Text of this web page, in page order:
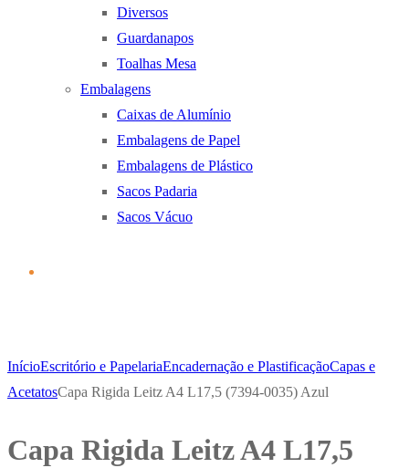
Diversos
Guardanapos
Toalhas Mesa
Embalagens
Caixas de Alumínio
Embalagens de Papel
Embalagens de Plástico
Sacos Padaria
Sacos Vácuo
InícioEscritório e PapelariaEncadernação e PlastificaçãoCapas e
AcetatosCapa Rigida Leitz A4 L17,5 (7394-0035) Azul
Capa Rigida Leitz A4 L17,5